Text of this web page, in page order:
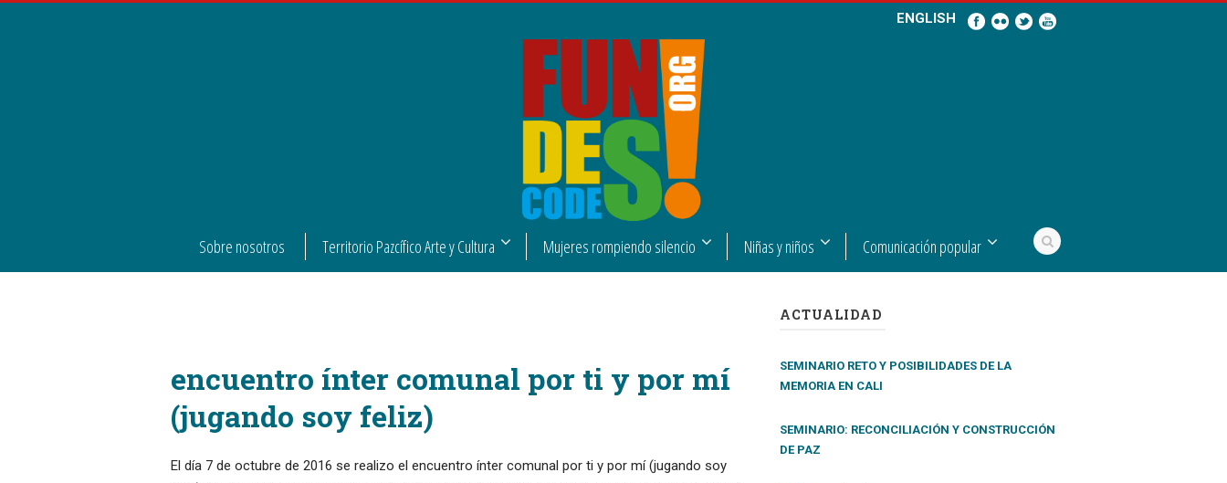
ENGLISH
Sobre nosotros Territorio Pazcífico Arte y Cultura Mujeres rompiendo silencio Niñas y niños Comunicación popular
encuentro ínter comunal por ti y por mí
(jugando soy feliz)
El día 7 de octubre de 2016 se realizo el encuentro ínter comunal por ti y por mí (jugando soy
ACTUALIDAD
SEMINARIO RETO Y POSIBILIDADES DE LA
MEMORIA EN CALI
SEMINARIO: RECONCILIACIÓN Y CONSTRUCCIÓN
DE PAZ